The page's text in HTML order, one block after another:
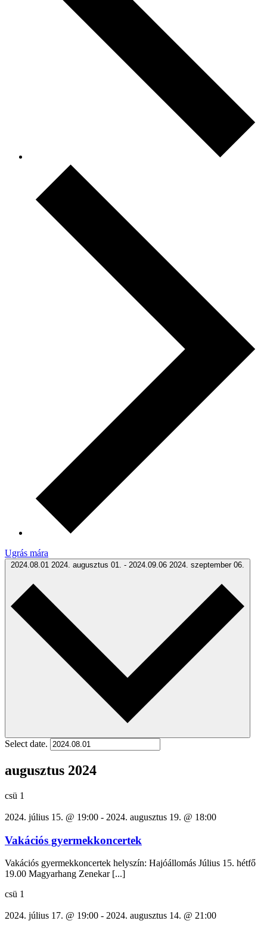
Ugrás mára
2024.08.01 2024. augusztus 01. - 2024.09.06 2024. szeptember 06.
Select date.
augusztus 2024
csü 1
2024. július 15. @ 19:00 - 2024. augusztus 19. @ 18:00
Vakációs gyermekkoncertek
Vakációs gyermekkoncertek helyszín: Hajóállomás Július 15. hétfő
19.00 Magyarhang Zenekar [...]
csü 1
2024. július 17. @ 19:00 - 2024. augusztus 14. @ 21:00